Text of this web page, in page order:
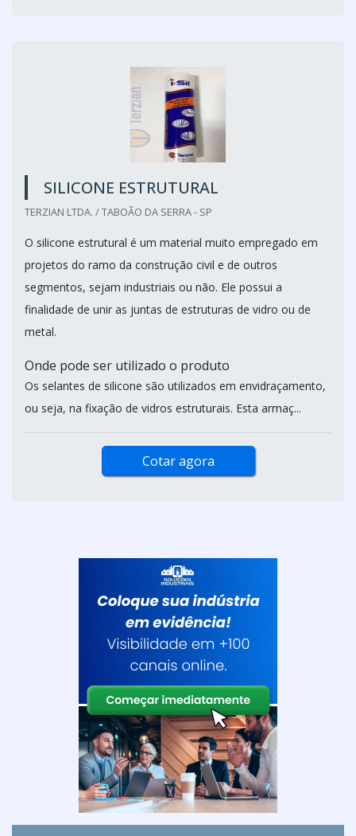
SILICONE ESTRUTURAL
TERZIAN LTDA. / TABOÃO DA SERRA - SP
O silicone estrutural é um material muito empregado em
projetos do ramo da construção civil e de outros
segmentos, sejam industriais ou não. Ele possui a
finalidade de unir as juntas de estruturas de vidro ou de
metal.
Onde pode ser utilizado o produto
Os selantes de silicone são utilizados em envidraçamento,
ou seja, na fixação de vidros estruturais. Esta armaç...
Cotar agora